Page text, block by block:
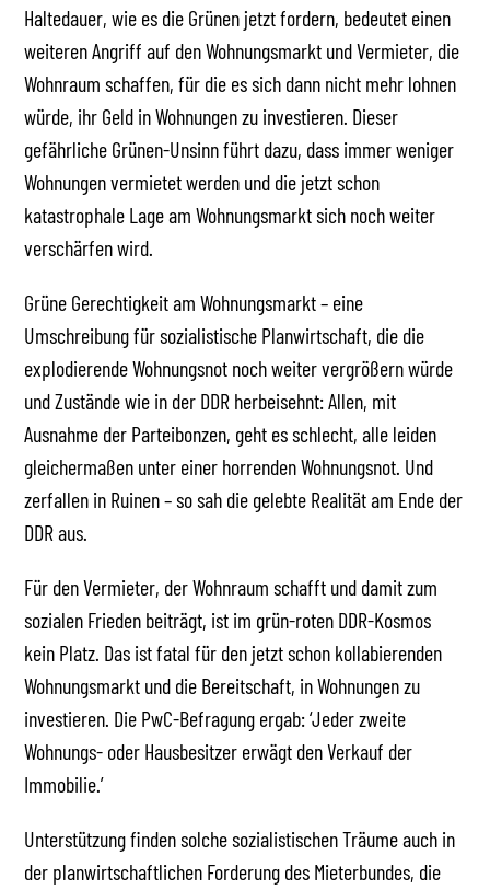
Haltedauer, wie es die Grünen jetzt fordern, bedeutet einen
weiteren Angriff auf den Wohnungsmarkt und Vermieter, die
Wohnraum schaffen, für die es sich dann nicht mehr lohnen
würde, ihr Geld in Wohnungen zu investieren. Dieser
gefährliche Grünen-Unsinn führt dazu, dass immer weniger
Wohnungen vermietet werden und die jetzt schon
katastrophale Lage am Wohnungsmarkt sich noch weiter
verschärfen wird.
Grüne Gerechtigkeit am Wohnungsmarkt – eine
Umschreibung für sozialistische Planwirtschaft, die die
explodierende Wohnungsnot noch weiter vergrößern würde
und Zustände wie in der DDR herbeisehnt: Allen, mit
Ausnahme der Parteibonzen, geht es schlecht, alle leiden
gleichermaßen unter einer horrenden Wohnungsnot. Und
zerfallen in Ruinen – so sah die gelebte Realität am Ende der
DDR aus.
Für den Vermieter, der Wohnraum schafft und damit zum
sozialen Frieden beiträgt, ist im grün-roten DDR-Kosmos
kein Platz. Das ist fatal für den jetzt schon kollabierenden
Wohnungsmarkt und die Bereitschaft, in Wohnungen zu
investieren. Die PwC-Befragung ergab: ‘Jeder zweite
Wohnungs- oder Hausbesitzer erwägt den Verkauf der
Immobilie.’
Unterstützung finden solche sozialistischen Träume auch in
der planwirtschaftlichen Forderung des Mieterbundes, die